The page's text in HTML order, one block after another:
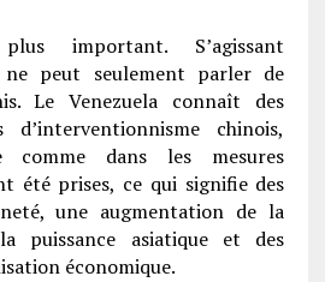
important. S’agissant
ne peut seulement parler de
Le Venezuela connaît des
d’interventionnisme chinois,
comme dans les mesures
été prises, ce qui signifie des
une augmentation de la
puissance asiatique et des
économique.